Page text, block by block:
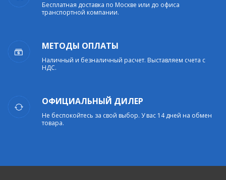
Бесплатная доставка по Москве или до офиса
транспортной компании.
МЕТОДЫ ОПЛАТЫ
Наличный и безналичный расчет. Выставляем счета с
НДС.
ОФИЦИАЛЬНЫЙ ДИЛЕР
Не беспокойтесь за свой выбор. У вас 14 дней на обмен
товара.